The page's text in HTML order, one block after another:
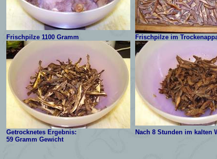
Frischpilze 1100 Gramm Frischpilze im
Getrocknetes Ergebnis:
59 Gramm Gewicht
Nach 8 Stunden im kalten